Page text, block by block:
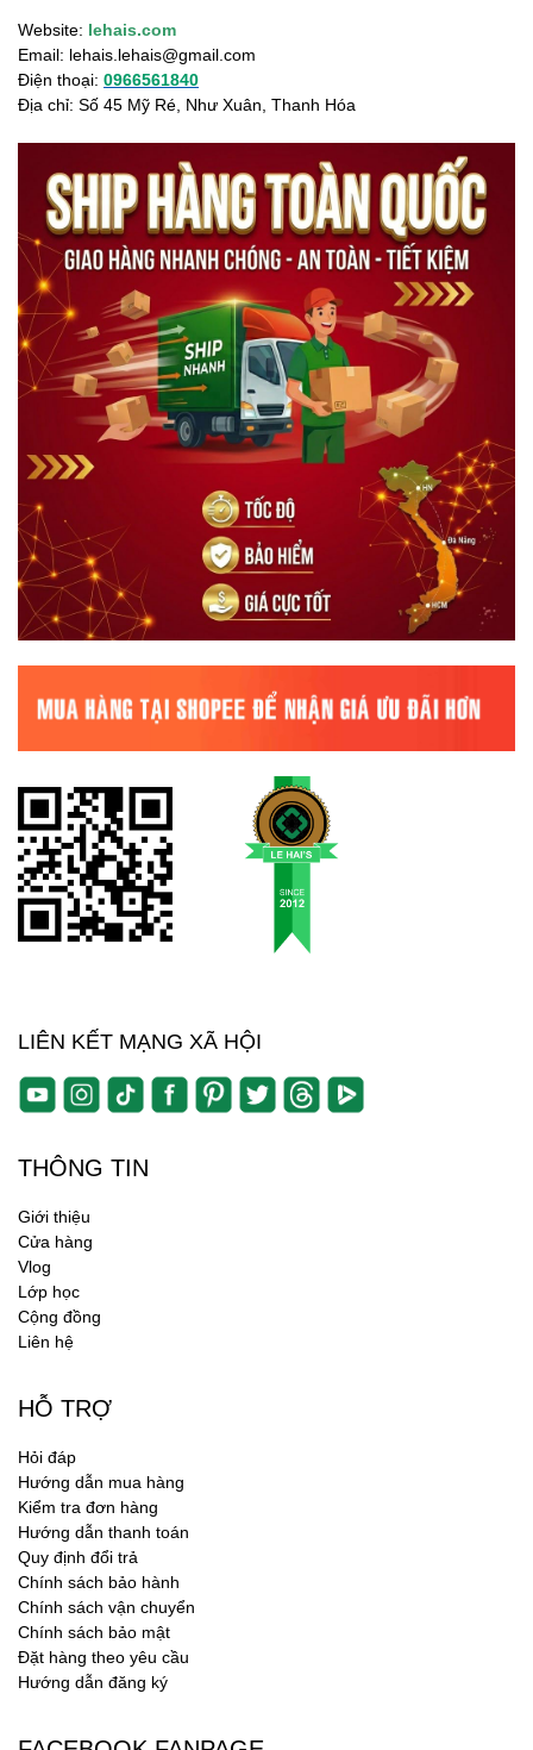
Website: lehais.com
Email: lehais.lehais@gmail.com
Điện thoại: 0966561840
Địa chỉ: Số 45 Mỹ Ré, Như Xuân, Thanh Hóa
LIÊN KẾT MẠNG XÃ HỘI
THÔNG TIN
Giới thiệu
Cửa hàng
Vlog
Lớp học
Cộng đồng
Liên hệ
HỖ TRỢ
Hỏi đáp
Hướng dẫn mua hàng
Kiểm tra đơn hàng
Hướng dẫn thanh toán
Quy định đổi trả
Chính sách bảo hành
Chính sách vận chuyển
Chính sách bảo mật
Đặt hàng theo yêu cầu
Hướng dẫn đăng ký